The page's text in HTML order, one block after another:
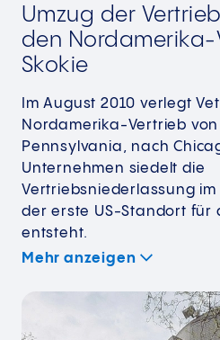
Umzug der
den Nordamerika-
Skokie
Im August 2010 verlegt
Nordamerika-Vertrieb von
Pennsylvania, nach
Unternehmen siedelt die
Vertriebsniederlassung
der erste US-Standort für
entsteht.
Mehr anzeigen